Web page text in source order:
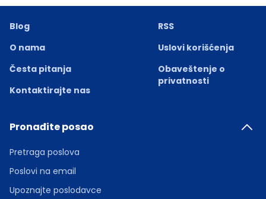
Blog
O nama
Česta pitanja
Kontaktirajte nas
RSS
Uslovi korišćenja
Obaveštenje o
privatnosti
Pronađite posao
Pretraga poslova
Poslovi na email
Upoznajte poslodavce